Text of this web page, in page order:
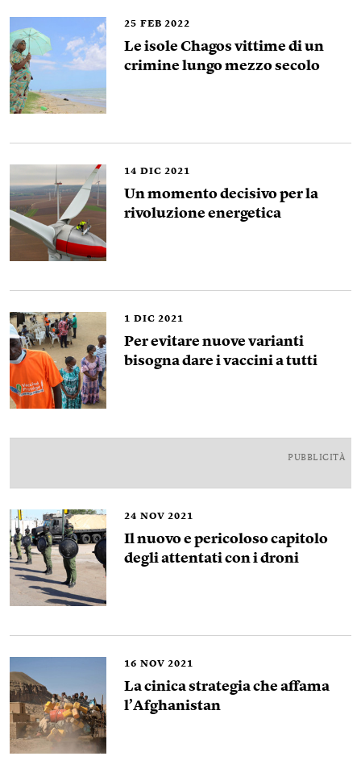
25 FEB 2022
Le isole Chagos vittime di un
crimine lungo mezzo secolo
14 DIC 2021
Un momento decisivo per la
rivoluzione energetica
1 DIC 2021
Per evitare nuove varianti
bisogna dare i vaccini a tutti
PUBBLICITÀ
24 NOV 2021
Il nuovo e pericoloso capitolo
degli attentati con i droni
16 NOV 2021
La cinica strategia che affama
l’Afghanistan